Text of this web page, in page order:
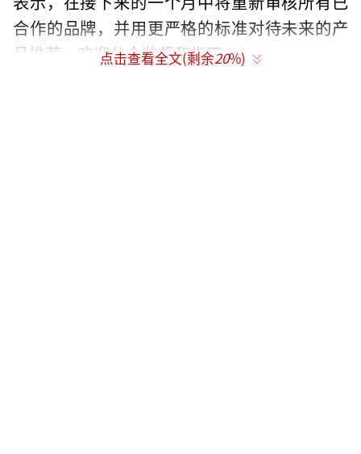
合作的品牌，并用更严格的标准对待未来的产
品推荐，欢迎公众监督和指正。
点击查看全文(剩余20%)